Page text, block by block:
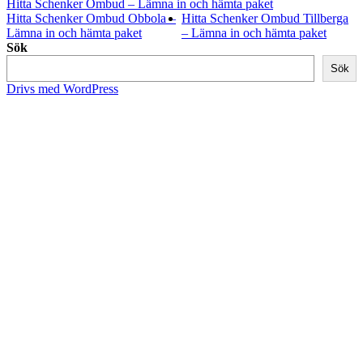
Hitta Schenker Ombud – Lämna in och hämta paket
Hitta Schenker Ombud Obbola –
Lämna in och hämta paket
Hitta Schenker Ombud Tillberga
– Lämna in och hämta paket
Sök
Sök
Drivs med WordPress